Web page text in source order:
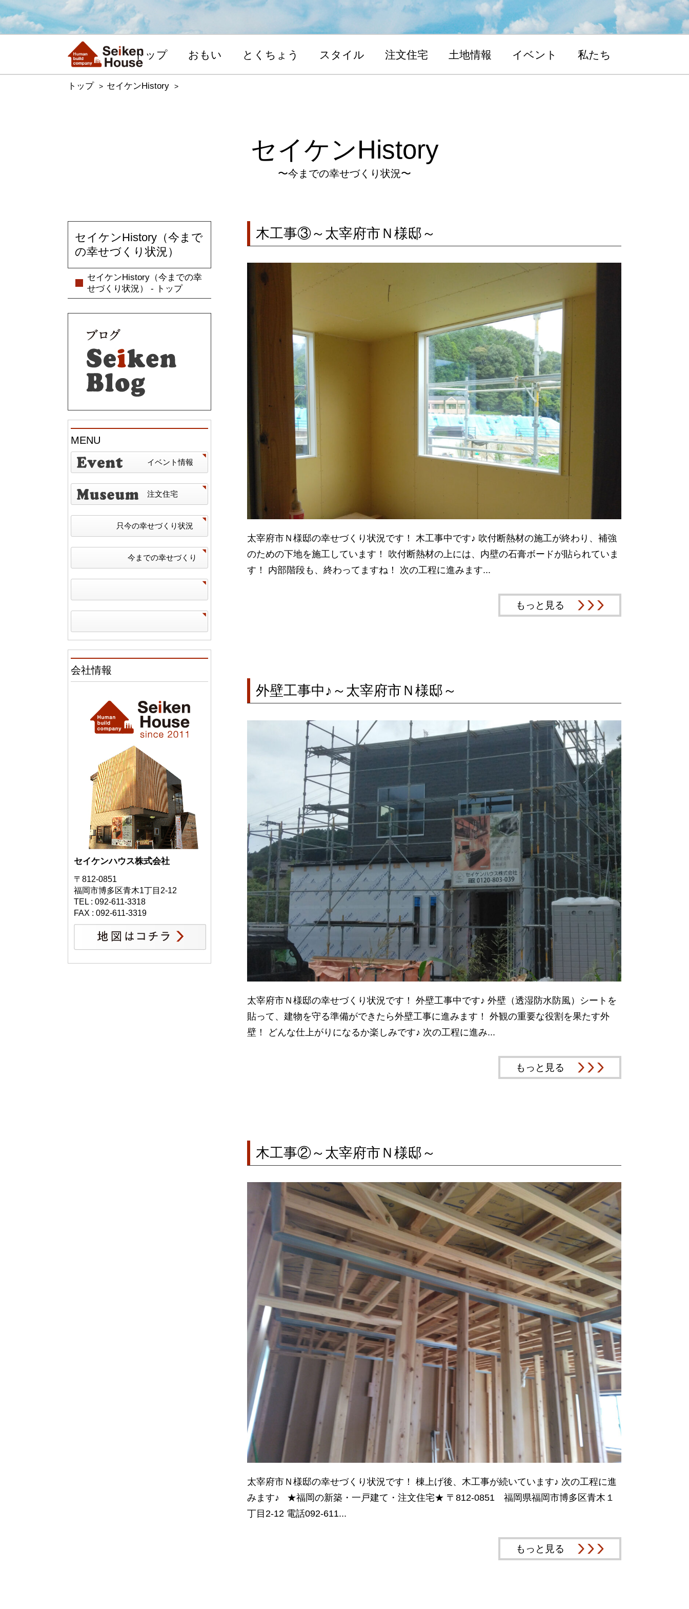
トップ おもい とくちょう スタイル 注文住宅 土地情報 イベント 私たち
トップ セイケンHistory
セイケンHistory
〜今までの幸せづくり状況〜
木工事③～太宰府市Ｎ様邸～
太宰府市Ｎ様邸の幸せづくり状況です！ 木工事中です♪ 吹付断熱材の施工が終わり、補強
のための下地を施工しています！ 吹付断熱材の上には、内壁の石膏ボードが貼られていま
す！ 内部階段も、終わってますね！ 次の工程に進みます...
もっと見る
外壁工事中♪～太宰府市Ｎ様邸～
太宰府市Ｎ様邸の幸せづくり状況です！ 外壁工事中です♪ 外壁（透湿防水防風）シートを
貼って、建物を守る準備ができたら外壁工事に進みます！ 外観の重要な役割を果たす外
壁！ どんな仕上がりになるか楽しみです♪ 次の工程に進み...
もっと見る
木工事②～太宰府市Ｎ様邸～
太宰府市Ｎ様邸の幸せづくり状況です！ 棟上げ後、木工事が続いています♪ 次の工程に進
みます♪ ★福岡の新築・一戸建て・注文住宅★ 〒812-0851 福岡県福岡市博多区青木１
丁目2-12 電話092-611...
もっと見る
セイケンHistory（今まで
の幸せづくり状況）
セイケンHistory（今までの幸
せづくり状況） - トップ
MENU
イベント情報
注文住宅
只今の幸せづくり状況
今までの幸せづくり
会社情報
セイケンハウス株式会社
〒812-0851
福岡市博多区青木1丁目2-12
TEL : 092-611-3318
FAX : 092-611-3319